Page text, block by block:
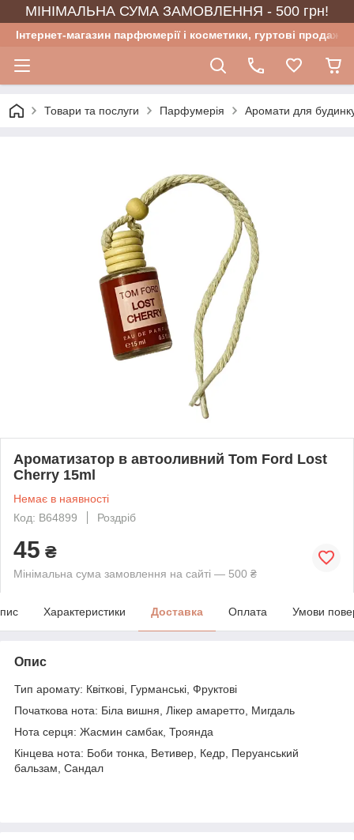
МІНІМАЛЬНА СУМА ЗАМОВЛЕННЯ - 500 грн!
Інтернет-магазин парфюмерії і косметики, гуртові продажі
Товари та послуги Парфумерія Аромати для
Ароматизатор в автооливний Tom Ford Lost
Cherry 15ml
Немає в наявності
Код: B64899
Роздріб
45 ₴
Мінімальна сума замовлення на сайті — 500 ₴
Характеристики Доставка Оплата Умови
Опис
Тип аромату: Квіткові, Гурманські, Фруктові
Початкова нота: Біла вишня, Лікер амаретто, Мигдаль
Нота серця: Жасмин самбак, Троянда
Кінцева нота: Боби тонка, Ветивер, Кедр, Перуанський
бальзам, Сандал